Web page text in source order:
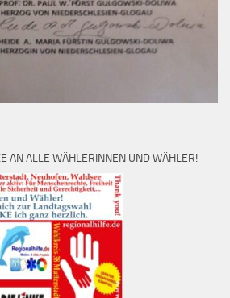
AN ALLE WÄHLERINNEN UND WÄHLER!